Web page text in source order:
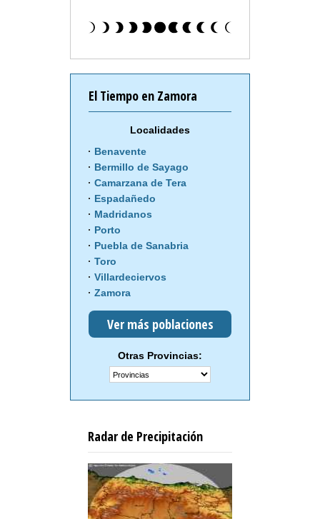
El Tiempo en Zamora
Localidades
Benavente
Bermillo de Sayago
Camarzana de Tera
Espadañedo
Madridanos
Porto
Puebla de Sanabria
Toro
Villardeciervos
Zamora
Ver más poblaciones
Otras Provincias:
Radar de Precipitación